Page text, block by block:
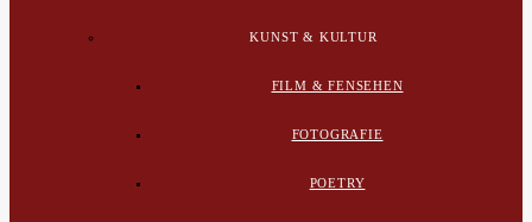
KUNST & KULTUR
FILM & FENSEHEN
FOTOGRAFIE
POETRY